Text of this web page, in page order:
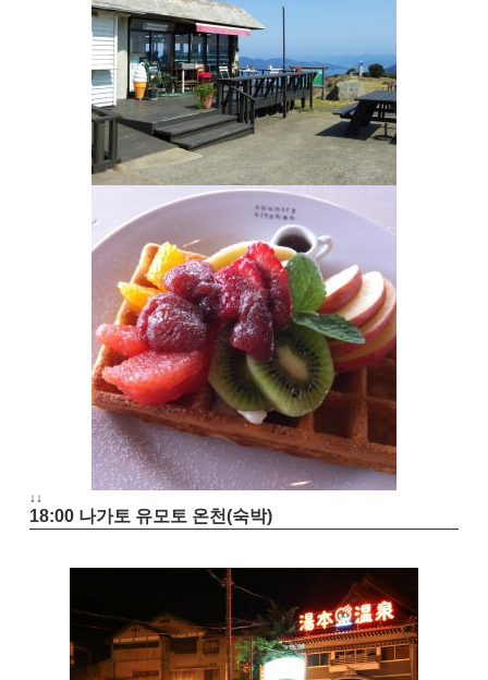
↓↓
18:00 나가토 유모토 온천(숙박)